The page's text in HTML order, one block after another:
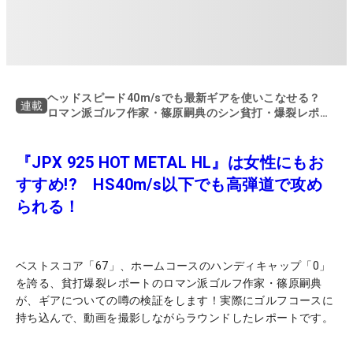
連載
ヘッドスピード40m/sでも最新ギアを使いこなせる？
ロマン派ゴルフ作家・篠原嗣典のシン貧打・爆裂レポー
『JPX 925 HOT METAL HL』は女性にもお
すすめ!? HS40m/s以下でも高弾道で攻め
られる！
ベストスコア「67」、ホームコースのハンディキャップ「0」
を誇る、貧打爆裂レポートのロマン派ゴルフ作家・篠原嗣典
が、ギアについての噂の検証をします！実際にゴルフコースに
持ち込んで、動画を撮影しながらラウンドしたレポートです。